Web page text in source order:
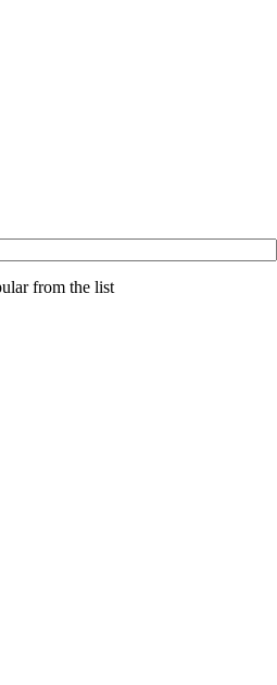
from the list